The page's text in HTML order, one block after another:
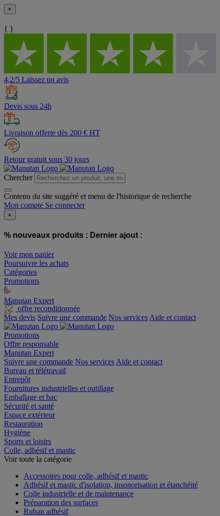
×
{ }
4,2/5 Laissez un avis
Devis sous 24h
Livraison offerte dès 200 € HT
Retour gratuit sous 30 jours
Chercher
Contenu du site suggéré et menu de l'historique de recherche
Mon compte Se connecter
×
% nouveaux produits : Dernier ajout :
Voir mon panier
Poursuivre les achats
Catégories
Promotions
Manutan Expert
offre reconditionnée
Mes devis Suivre une commande Nos services Aide et contact
Promotions
Offre responsable
Manutan Expert
Suivre une commande Nos services Aide et contact
Bureau et télétravail
Entrepôt
Fournitures industrielles et outillage
Emballage et bac
Sécurité et santé
Espace extérieur
Restauration
Hygiène
Sports et loisirs
Colle, adhésif et mastic
Voir toute la catégorie
Accessoires pour colle, adhésif et mastic
Adhésif et mastic d'isolation, insonorisation et étanchéité
Colle industrielle et de maintenance
Préparation des surfaces
Ruban adhésif